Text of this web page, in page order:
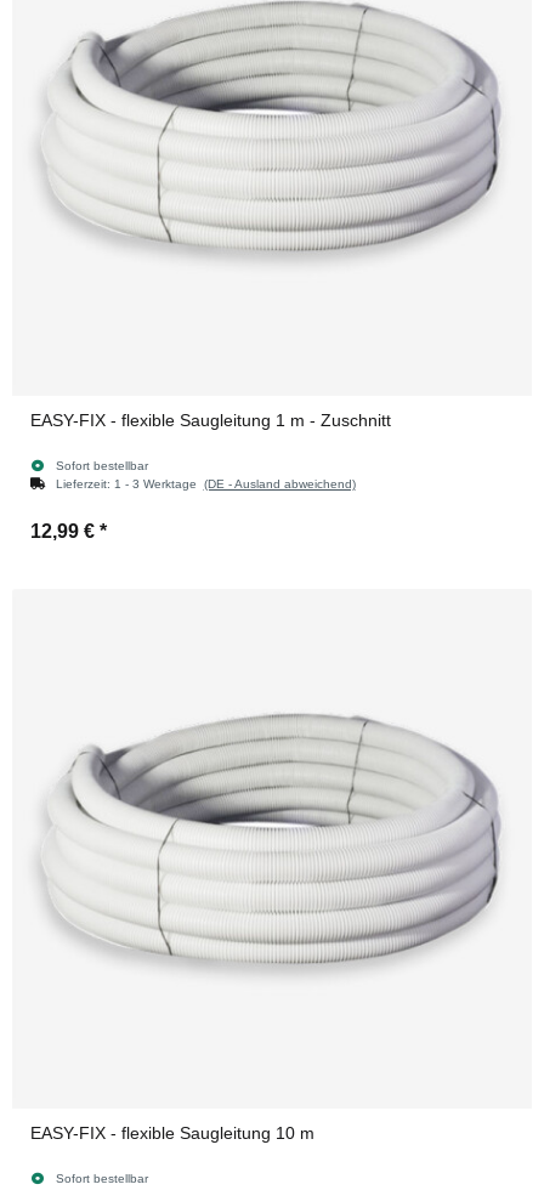
EASY-FIX - flexible Saugleitung 1 m - Zuschnitt
Sofort bestellbar
Lieferzeit: 1 - 3 Werktage (DE - Ausland abweichend)
12,99 € *
EASY-FIX - flexible Saugleitung 10 m
Sofort bestellbar